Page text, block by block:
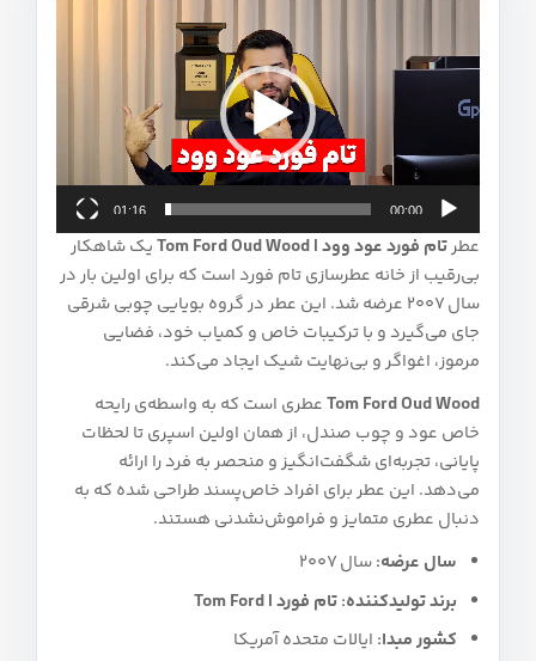
00:00
01:16
عطرتام فورد عود وود | Tom Ford Oud Wood
یک شاهکار
بی‌رقیب از خانه عطرسازی تام فورد است که برای اولین بار در
سال 2007 عرضه شد. این عطر در گروه بویایی چوبی شرقی
جای می‌گیرد و با ترکیبات خاص و کمیاب خود، فضایی
مرموز، اغواگر و بی‌نهایت شیک ایجاد می‌کند.
Tom Ford Oud Woodعطری است که به واسطه‌ی رایحه
خاص عود و چوب صندل، از همان اولین اسپری تا لحظات
پایانی، تجربه‌ای شگفت‌انگیز و منحصر به فرد را ارائه
می‌دهد. این عطر برای افراد خاص‌پسند طراحی شده که به
دنبال عطری متمایز و فراموش‌نشدنی هستند.
سال عرضه:سال 2007
برند تولیدکننده:تام فورد | Tom Ford
کشور مبدا: ایالات متحده آمریکا